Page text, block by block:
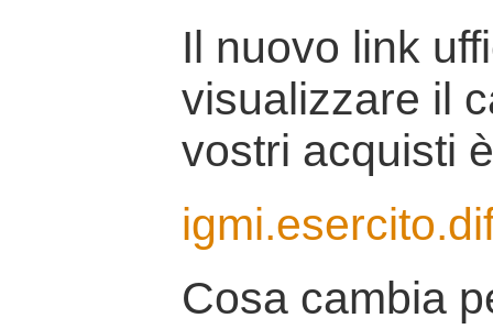
Il nuovo link
visualizzare il
vostri acquisti
Cosa cambia